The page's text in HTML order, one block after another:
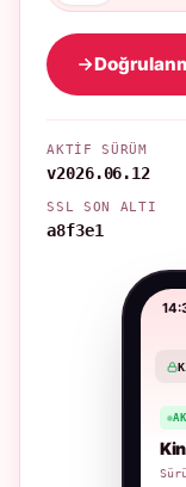
AKTIF SÜRÜM
v2026.06.12
SSL SON ALTI
a8f3e1